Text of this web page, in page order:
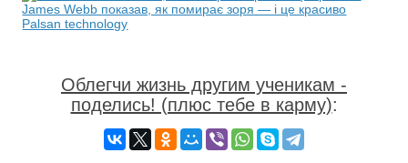
James Webb показав, як помирає зоря — і це красиво
Palsan technology
Облегчи жизнь другим ученикам -
поделись! (плюс тебе в карму):